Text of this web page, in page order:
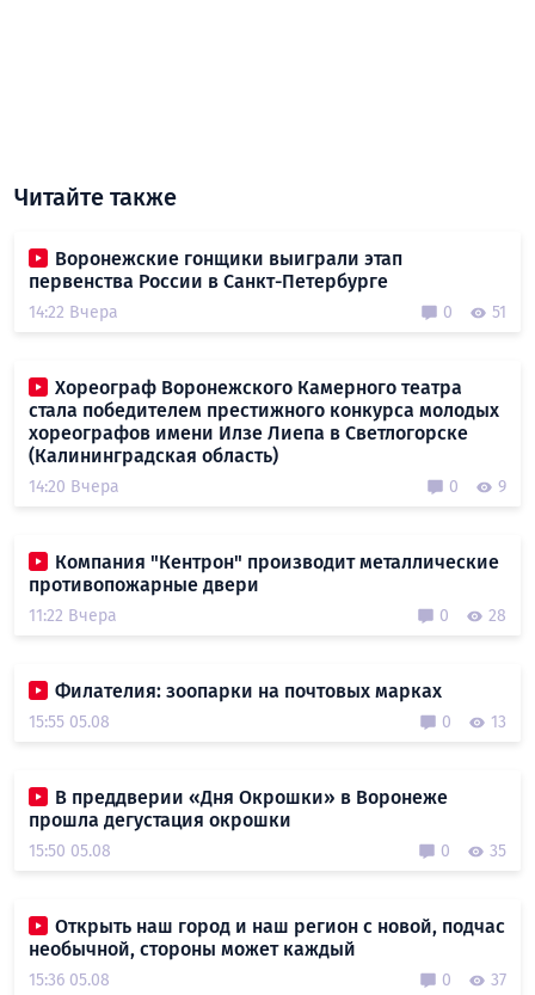
Читайте также
Воронежские гонщики выиграли этап
первенства России в Санкт-Петербурге
14:22 Вчера 0 51
Хореограф Воронежского Камерного театра
стала победителем престижного конкурса молодых
хореографов имени Илзе Лиепа в Светлогорске
(Калининградская область)
14:20 Вчера 0 9
Компания "Кентрон" производит металлические
противопожарные двери
11:22 Вчера 0 28
Филателия: зоопарки на почтовых марках
15:55 05.08 0 13
В преддверии «Дня Окрошки» в Воронеже
прошла дегустация окрошки
15:50 05.08 0 35
Открыть наш город и наш регион с новой, подчас
необычной, стороны может каждый
15:36 05.08 0 37